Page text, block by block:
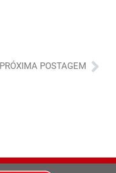
PRÓXIMA POSTAGEM